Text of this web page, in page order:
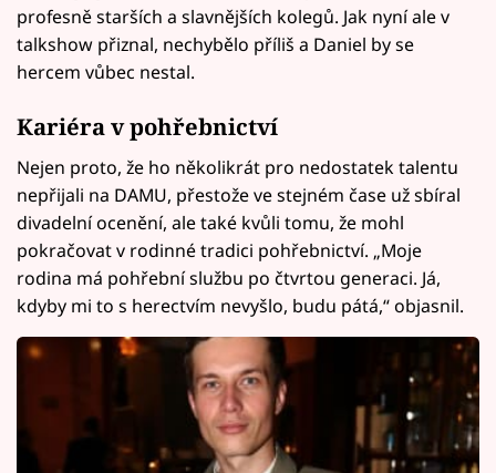
profesně starších a slavnějších kolegů. Jak nyní ale v
talkshow přiznal, nechybělo příliš a Daniel by se
hercem vůbec nestal.
Kariéra v pohřebnictví
Nejen proto, že ho několikrát pro nedostatek talentu
nepřijali na DAMU, přestože ve stejném čase už sbíral
divadelní ocenění, ale také kvůli tomu, že mohl
pokračovat v rodinné tradici pohřebnictví. „Moje
rodina má pohřební službu po čtvrtou generaci. Já,
kdyby mi to s herectvím nevyšlo, budu pátá,“ objasnil.